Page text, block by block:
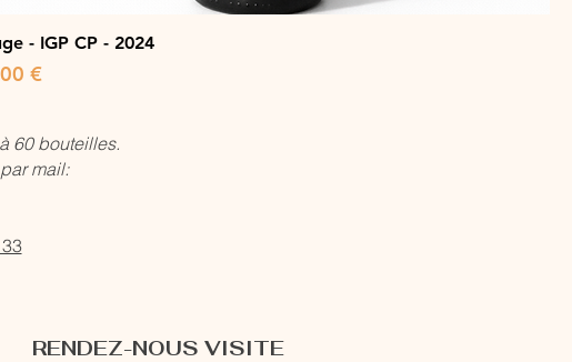
- IGP CP - 2024
€
60 bouteilles.
mail:
RENDEZ-NOUS VISITE